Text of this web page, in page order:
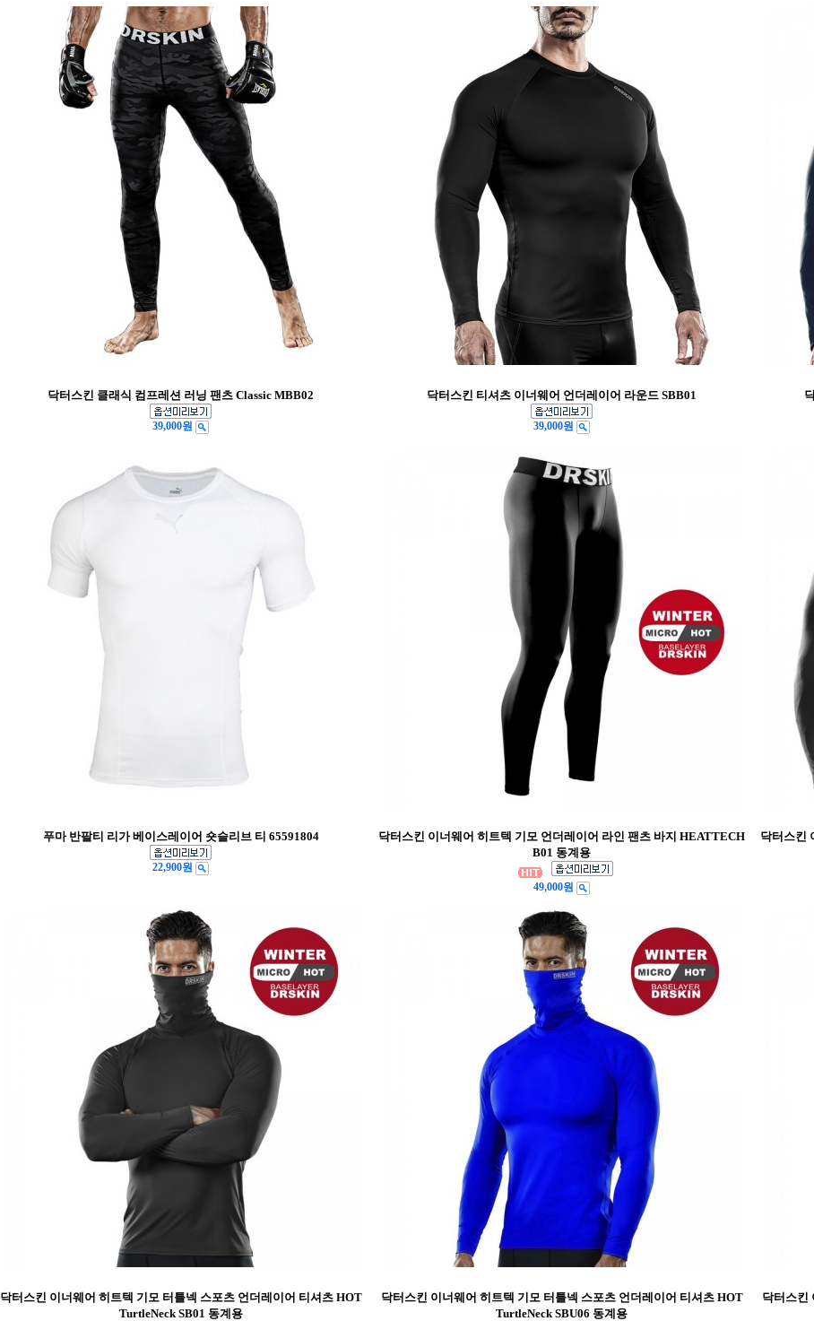
닥터스킨 클래식 컴프레션 러닝 팬츠 Classic MBB02
39,000원
닥터스킨 티셔츠 이너웨어 언더레이어 라운드 SBB01
39,000원
푸마 반팔티 리가 베이스레이어 숏슬리브 티 65591804
22,900원
닥터스킨 이너웨어 히트텍 기모 언더레이어 라인 팬츠 바지 HEATTECH
B01 동계용
49,000원
닥터스킨
닥터스킨 이너웨어 히트텍 기모 터틀넥 스포츠 언더레이어 티셔츠 HOT
TurtleNeck SB01 동계용
닥터스킨 이너웨어 히트텍 기모 터틀넥 스포츠 언더레이어 티셔츠 HOT
TurtleNeck SBU06 동계용
닥터스킨